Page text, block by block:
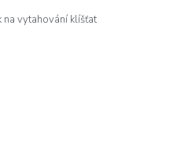
na vytahování klíšťat